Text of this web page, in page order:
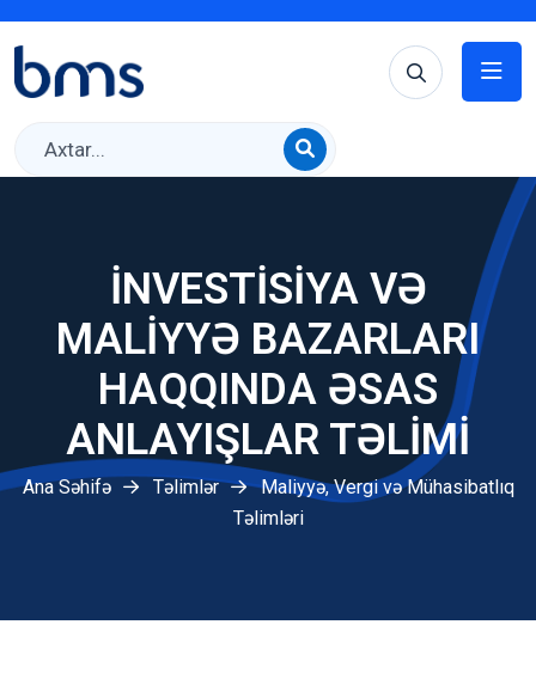
İNVESTISIYA VƏ
MALIYYƏ BAZARLARI
HAQQINDA ƏSAS
ANLAYIŞLAR TƏLIMI
Ana Səhifə Təlimlər
Maliyyə, Vergi və Mühasibatlıq
Təlimləri